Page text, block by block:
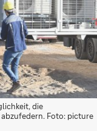
die
Foto: picture